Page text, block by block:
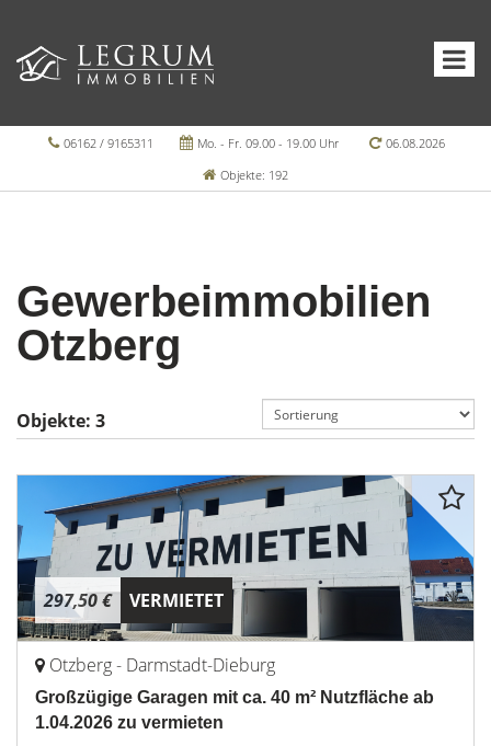
06162 / 9165311 Mo. - Fr. 09.00 - 19.00 Uhr
06.08.2026
Objekte: 192
Gewerbeimmobilien
Otzberg
Objekte: 3
297,50 € VERMIETET
Otzberg - Darmstadt-Dieburg
Großzügige Garagen mit ca. 40 m² Nutzfläche ab
1.04.2026 zu vermieten